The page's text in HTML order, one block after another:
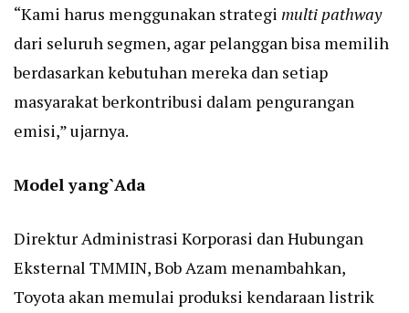
“Kami harus menggunakan strategi multi pathway
dari seluruh segmen, agar pelanggan bisa memilih
berdasarkan kebutuhan mereka dan setiap
masyarakat berkontribusi dalam pengurangan
emisi,” ujarnya.
Model yang`Ada
Direktur Administrasi Korporasi dan Hubungan
Eksternal TMMIN, Bob Azam menambahkan,
Toyota akan memulai produksi kendaraan listrik